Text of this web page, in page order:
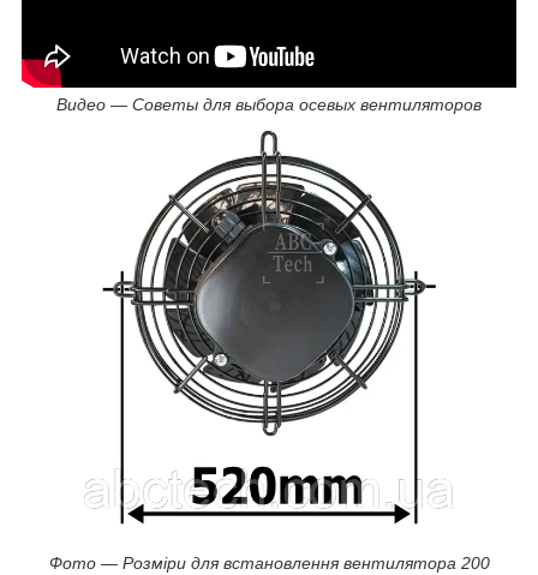
Видео — Советы для выбора осевых вентиляторов
Фото — Розміри для встановлення вентилятора 200